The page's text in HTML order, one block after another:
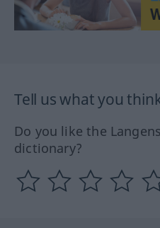
Tell us what you
Do you like the
dictionary?